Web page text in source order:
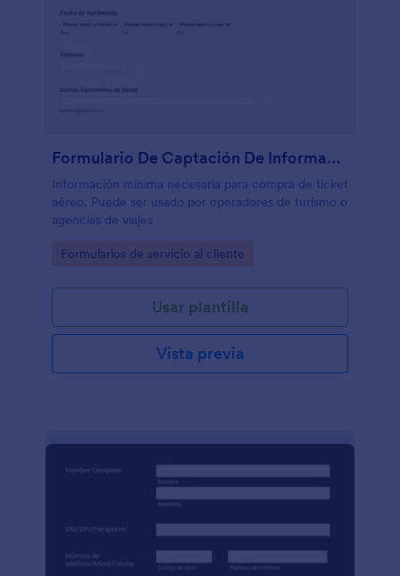
Formulario De Captación De Información Del Cliente
Información mínima necesaria para compra de ticket
aéreo. Puede ser usado por operadores de turismo o
agencias de viajes
Go to Category:
Formularios de servicio al cliente
Usar plantilla
Vista previa